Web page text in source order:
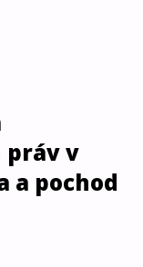
práv v
a pochod